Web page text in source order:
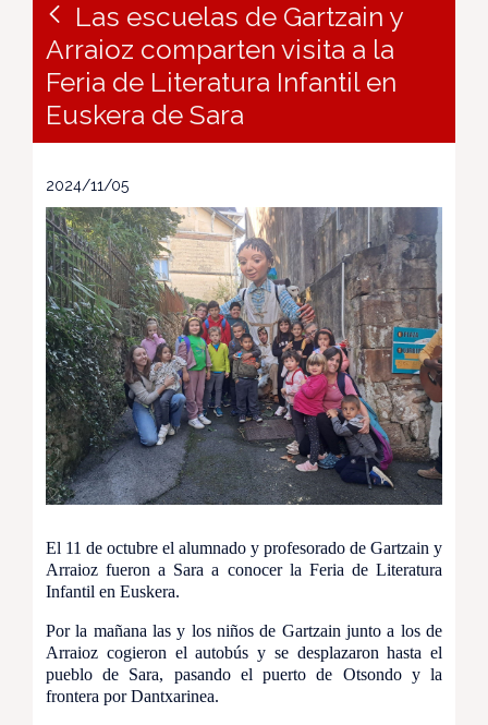
Las escuelas de Gartzain y
Arraioz comparten visita a la
Feria de Literatura Infantil en
Euskera de Sara
2024/11/05
El 11 de octubre el alumnado y profesorado de Gartzain y
Arraioz fueron a Sara a conocer la Feria de Literatura
Infantil en Euskera.
Por la mañana las y los niños de Gartzain junto a los de
Arraioz cogieron el autobús y se desplazaron hasta el
pueblo de Sara, pasando el puerto de Otsondo y la
frontera por Dantxarinea.